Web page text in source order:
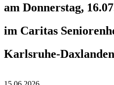
am Donnerstag,
im Caritas
Karlsruhe-